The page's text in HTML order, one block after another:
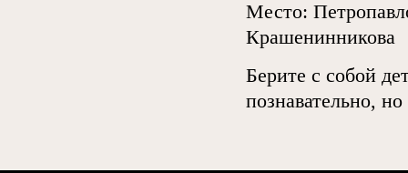
Место:
Крашенинникова
Берите с собой
познавательно,